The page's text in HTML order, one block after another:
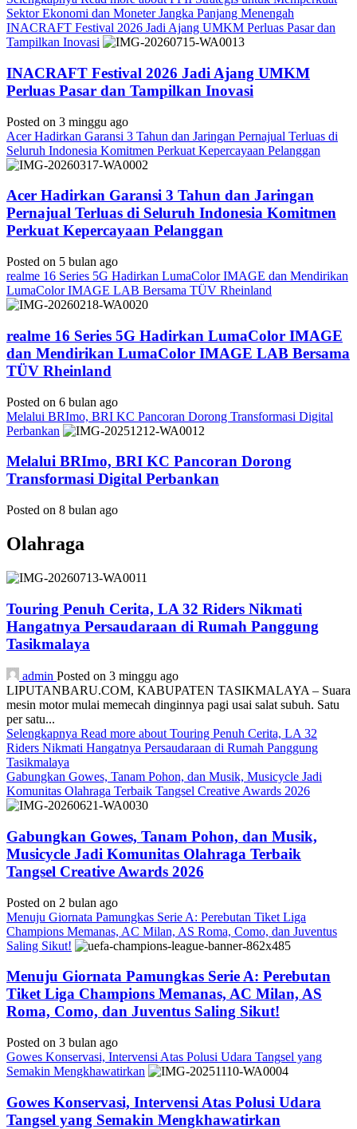
Sektor Ekonomi dan Moneter Jangka Panjang Menengah
INACRAFT Festival 2026 Jadi Ajang UMKM Perluas Pasar dan
Tampilkan Inovasi
INACRAFT Festival 2026 Jadi Ajang UMKM
Perluas Pasar dan Tampilkan Inovasi
Posted on 3 minggu ago
Acer Hadirkan Garansi 3 Tahun dan Jaringan Pernajual Terluas di
Seluruh Indonesia Komitmen Perkuat Kepercayaan Pelanggan
Acer Hadirkan Garansi 3 Tahun dan Jaringan
Pernajual Terluas di Seluruh Indonesia Komitmen
Perkuat Kepercayaan Pelanggan
Posted on 5 bulan ago
realme 16 Series 5G Hadirkan LumaColor IMAGE dan Mendirikan
LumaColor IMAGE LAB Bersama TÜV Rheinland
realme 16 Series 5G Hadirkan LumaColor IMAGE
dan Mendirikan LumaColor IMAGE LAB Bersama
TÜV Rheinland
Posted on 6 bulan ago
Melalui BRImo, BRI KC Pancoran Dorong Transformasi Digital
Perbankan
Melalui BRImo, BRI KC Pancoran Dorong
Transformasi Digital Perbankan
Posted on 8 bulan ago
Olahraga
Touring Penuh Cerita, LA 32 Riders Nikmati
Hangatnya Persaudaraan di Rumah Panggung
Tasikmalaya
admin Posted on 3 minggu ago
LIPUTANBARU.COM, KABUPATEN TASIKMALAYA – Suara
mesin motor mulai memecah dinginnya pagi usai salat subuh. Satu
per satu...
Selengkapnya Read more about Touring Penuh Cerita, LA 32
Riders Nikmati Hangatnya Persaudaraan di Rumah Panggung
Tasikmalaya
Gabungkan Gowes, Tanam Pohon, dan Musik, Musicycle Jadi
Komunitas Olahraga Terbaik Tangsel Creative Awards 2026
Gabungkan Gowes, Tanam Pohon, dan Musik,
Musicycle Jadi Komunitas Olahraga Terbaik
Tangsel Creative Awards 2026
Posted on 2 bulan ago
Menuju Giornata Pamungkas Serie A: Perebutan Tiket Liga
Champions Memanas, AC Milan, AS Roma, Como, dan Juventus
Saling Sikut!
Menuju Giornata Pamungkas Serie A: Perebutan
Tiket Liga Champions Memanas, AC Milan, AS
Roma, Como, dan Juventus Saling Sikut!
Posted on 3 bulan ago
Gowes Konservasi, Intervensi Atas Polusi Udara Tangsel yang
Semakin Mengkhawatirkan
Gowes Konservasi, Intervensi Atas Polusi Udara
Tangsel yang Semakin Mengkhawatirkan